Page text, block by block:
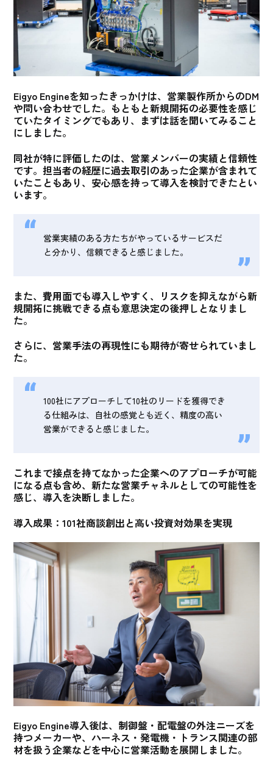
Eigyo Engineを知ったきっかけは、営業製作所からのDM
や問い合わせでした。もともと新規開拓の必要性を感じ
ていたタイミングでもあり、まずは話を聞いてみること
にしました。
同社が特に評価したのは、営業メンバーの実績と信頼性
です。担当者の経歴に過去取引のあった企業が含まれて
いたこともあり、安心感を持って導入を検討できたとい
います。
営業実績のある方たちがやっているサービスだ
と分かり、信頼できると感じました。
また、費用面でも導入しやすく、リスクを抑えながら新
規開拓に挑戦できる点も意思決定の後押しとなりまし
た。
さらに、営業手法の再現性にも期待が寄せられていまし
た。
100社にアプローチして10社のリードを獲得でき
る仕組みは、自社の感覚とも近く、精度の高い
営業ができると感じました。
これまで接点を持てなかった企業へのアプローチが可能
になる点も含め、新たな営業チャネルとしての可能性を
感じ、導入を決断しました。
導入成果：101社商談創出と高い投資対効果を実現
Eigyo Engine導入後は、制御盤・配電盤の外注ニーズを
持つメーカーや、ハーネス・発電機・トランス関連の部
材を扱う企業などを中心に営業活動を展開しました。